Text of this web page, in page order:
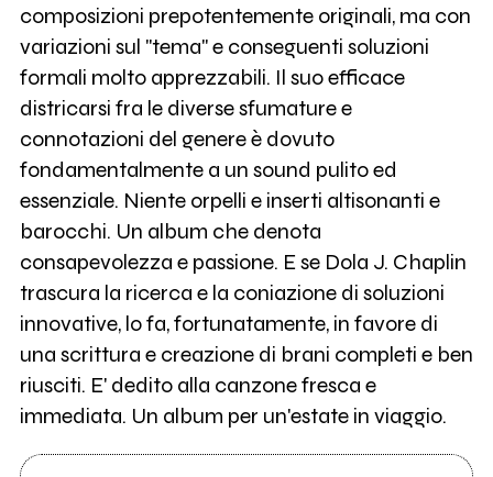
composizioni prepotentemente originali, ma con
variazioni sul "tema" e conseguenti soluzioni
formali molto apprezzabili. Il suo efficace
districarsi fra le diverse sfumature e
connotazioni del genere è dovuto
fondamentalmente a un sound pulito ed
essenziale. Niente orpelli e inserti altisonanti e
barocchi. Un album che denota
consapevolezza e passione. E se Dola J. Chaplin
trascura la ricerca e la coniazione di soluzioni
innovative, lo fa, fortunatamente, in favore di
una scrittura e creazione di brani completi e ben
riusciti. E' dedito alla canzone fresca e
immediata. Un album per un'estate in viaggio.